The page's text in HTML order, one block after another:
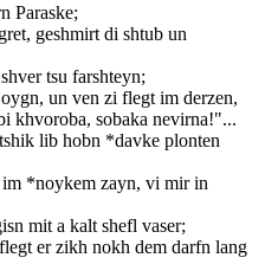
Paraske;
geshmirt di shtub un
tsu farshteyn;
un ven zi flegt im derzen,
khvoroba, sobaka nevirna!"...
lib hobn *davke plonten
im *noykem zayn, vi mir in
mit a kalt shefl vaser;
er zikh nokh dem darfn lang